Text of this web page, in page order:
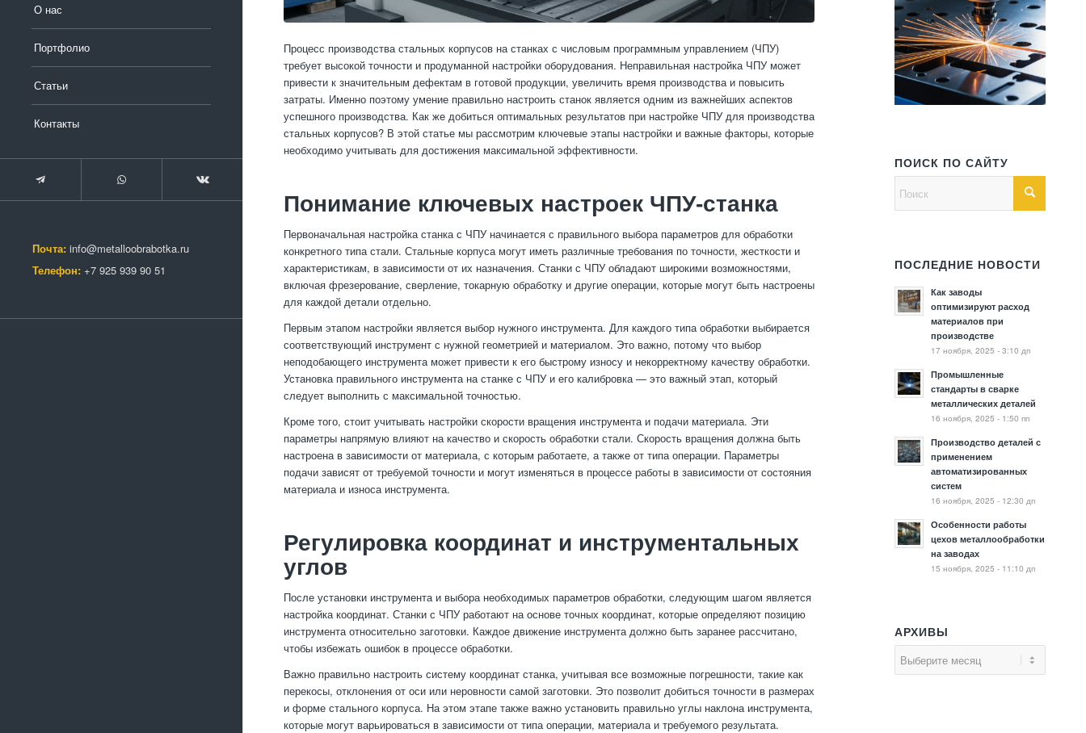
О нас
Портфолио
Статьи
Контакты
Почта: info@metalloobrabotka.ru
Телефон: +7 925 939 90 51
Процесс производства стальных корпусов на станках с числовым программным управлением (ЧПУ)
требует высокой точности и продуманной настройки оборудования. Неправильная настройка ЧПУ может
привести к значительным дефектам в готовой продукции, увеличить время производства и повысить
затраты. Именно поэтому умение правильно настроить станок является одним из важнейших аспектов
успешного производства. Как же добиться оптимальных результатов при настройке ЧПУ для производства
стальных корпусов? В этой статье мы рассмотрим ключевые этапы настройки и важные факторы, которые
необходимо учитывать для достижения максимальной эффективности.
Понимание ключевых настроек ЧПУ-станка
Первоначальная настройка станка с ЧПУ начинается с правильного выбора параметров для обработки
конкретного типа стали. Стальные корпуса могут иметь различные требования по точности, жесткости и
характеристикам, в зависимости от их назначения. Станки с ЧПУ обладают широкими возможностями,
включая фрезерование, сверление, токарную обработку и другие операции, которые могут быть настроены
для каждой детали отдельно.
Первым этапом настройки является выбор нужного инструмента. Для каждого типа обработки выбирается
соответствующий инструмент с нужной геометрией и материалом. Это важно, потому что выбор
неподобающего инструмента может привести к его быстрому износу и некорректному качеству обработки.
Установка правильного инструмента на станке с ЧПУ и его калибровка — это важный этап, который
следует выполнить с максимальной точностью.
Кроме того, стоит учитывать настройки скорости вращения инструмента и подачи материала. Эти
параметры напрямую влияют на качество и скорость обработки стали. Скорость вращения должна быть
настроена в зависимости от материала, с которым работаете, а также от типа операции. Параметры
подачи зависят от требуемой точности и могут изменяться в процессе работы в зависимости от состояния
материала и износа инструмента.
Регулировка координат и инструментальных
углов
После установки инструмента и выбора необходимых параметров обработки, следующим шагом является
настройка координат. Станки с ЧПУ работают на основе точных координат, которые определяют позицию
инструмента относительно заготовки. Каждое движение инструмента должно быть заранее рассчитано,
чтобы избежать ошибок в процессе обработки.
Важно правильно настроить систему координат станка, учитывая все возможные погрешности, такие как
перекосы, отклонения от оси или неровности самой заготовки. Это позволит добиться точности в размерах
и форме стального корпуса. На этом этапе также важно установить правильно углы наклона инструмента,
которые могут варьироваться в зависимости от типа операции, материала и требуемого результата.
ПОИСК ПО САЙТУ
ПОСЛЕДНИЕ НОВОСТИ
Как заводы
оптимизируют расход
материалов при
производстве
17 ноября, 2025 - 3:10 дп
Промышленные
стандарты в сварке
металлических деталей
16 ноября, 2025 - 1:50 пп
Производство деталей с
применением
автоматизированных
систем
16 ноября, 2025 - 12:30 дп
Особенности работы
цехов металлообработки
на заводах
15 ноября, 2025 - 11:10 дп
АРХИВЫ